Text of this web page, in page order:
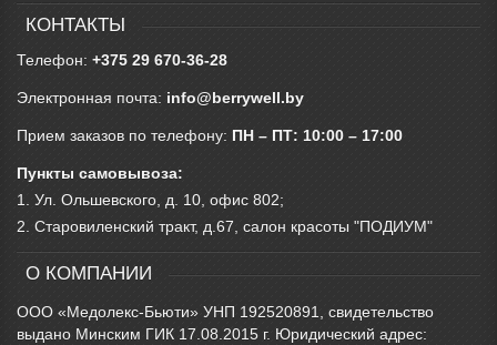
КОНТАКТЫ
Телефон: +375 29 670-36-28
Электронная почта: info@berrywell.by
Прием заказов по телефону: ПН – ПТ: 10:00 – 17:00
Пункты самовывоза:
1. Ул. Ольшевского, д. 10, офис 802;
2. Старовиленский тракт, д.67, салон красоты "ПОДИУМ"
О КОМПАНИИ
ООО «Медолекс-Бьюти» УНП 192520891, свидетельство
выдано Минским ГИК 17.08.2015 г. Юридический адрес: